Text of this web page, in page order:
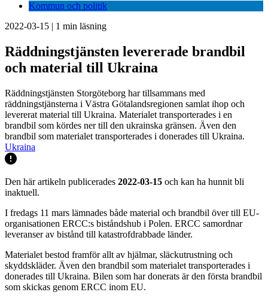
Kommun och politik
2022-03-15 | 1 min läsning
Räddningstjänsten levererade brandbil
och material till Ukraina
Räddningstjänsten Storgöteborg har tillsammans med
räddningstjänsterna i Västra Götalandsregionen samlat ihop och
levererat material till Ukraina. Materialet transporterades i en
brandbil som kördes ner till den ukrainska gränsen. Även den
brandbil som materialet transporterades i donerades till Ukraina.
Ukraina
Den här artikeln publicerades 2022-03-15 och kan ha hunnit bli
inaktuell.
I fredags 11 mars lämnades både material och brandbil över till EU-
organisationen ERCC:s biståndshub i Polen. ERCC samordnar
leveranser av bistånd till katastrofdrabbade länder.
Materialet bestod framför allt av hjälmar, släckutrustning och
skyddskläder. Även den brandbil som materialet transporterades i
donerades till Ukraina. Bilen som har donerats är den första brandbil
som skickas genom ERCC inom EU.